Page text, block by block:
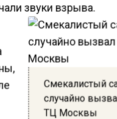
звуки взрыва.
Смекалистый
случайно
ТЦ Москвы